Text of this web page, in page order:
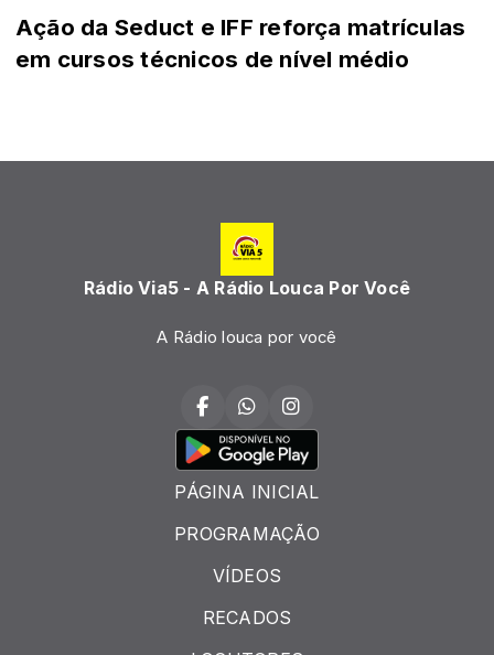
Ação da Seduct e IFF reforça matrículas
em cursos técnicos de nível médio
Rádio Via5 - A Rádio Louca Por Você
A Rádio louca por você
PÁGINA INICIAL
PROGRAMAÇÃO
VÍDEOS
RECADOS